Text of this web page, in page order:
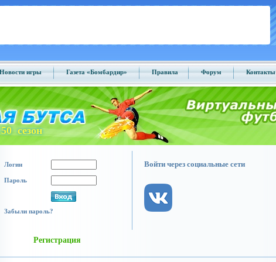
Новости игры Газета «Бомбардир» Правила Форум Контакты
50 сезон
Логин
Пароль
Забыли пароль?
Войти через социальные сети
Регистрация